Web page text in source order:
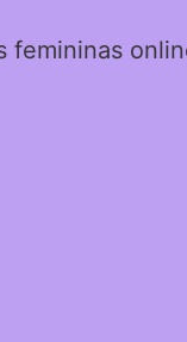
femininas